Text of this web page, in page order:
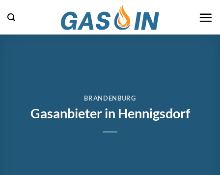
Inhalt
springen
BRANDENBURG
Gasanbieter in Hennigsdorf